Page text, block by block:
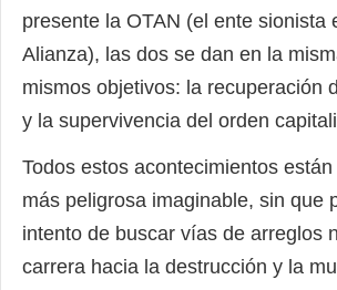
presente la OTAN (el ente sionista
Alianza), las dos se dan en la
mismos objetivos: la recuperación
y la supervivencia del orden
Todos estos acontecimientos
más peligrosa imaginable, sin que
intento de buscar vías de arreglos
carrera hacia la destrucción y la